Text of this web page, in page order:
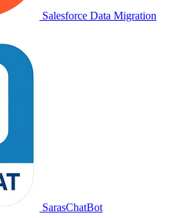
Salesforce Data Migration
SarasChatBot